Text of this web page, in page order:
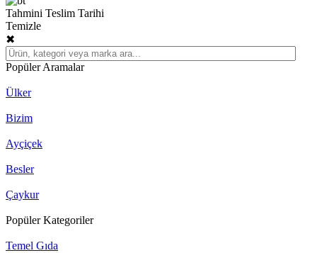
Tahmini Teslim Tarihi
Temizle
✖
Popüler Aramalar
Ülker
Bizim
Ayçiçek
Besler
Çaykur
Popüler Kategoriler
Temel Gıda